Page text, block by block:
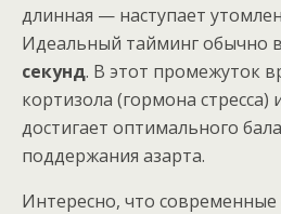
длинная — наступает
Идеальный тайминг обычно
секунд. В этот промежуток
кортизола (гормона стресса)
достигает оптимального
поддержания азарта.
Интересно, что